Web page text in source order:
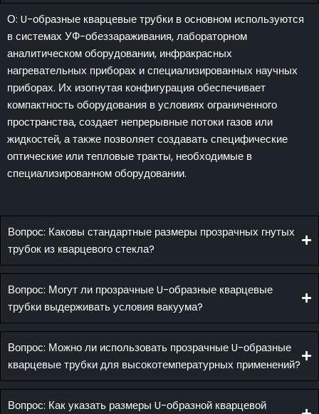
О: U-образные кварцевые трубки в основном используются
в системах УФ-обеззараживания, лабораторном
аналитическом оборудовании, инфракрасных
нагревательных приборах и специализированных научных
приборах. Их изогнутая конфигурация обеспечивает
компактность оборудования в условиях ограниченного
пространства, создает непрерывные потоки газов или
жидкостей, а также позволяет создавать специфические
оптические или тепловые тракты, необходимые в
специализированном оборудовании.
Вопрос: Каковы стандартные размеры прозрачных гнутых
трубок из кварцевого стекла?
Вопрос: Могут ли прозрачные U-образные кварцевые
трубки выдерживать условия вакуума?
Вопрос: Можно ли использовать прозрачные U-образные
кварцевые трубки для высокотемпературных применений?
Вопрос: Как указать размеры U-образной кварцевой